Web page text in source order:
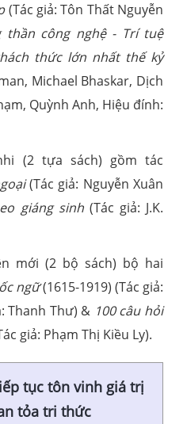
(Tác giả: Tôn Thất Nguyễn
thần công nghệ - Trí tuệ
thức lớn nhất thế kỷ
Michael Bhaskar, Dịch
Quỳnh Anh, Hiệu đính:
(2 tựa sách) gồm tác
(Tác giả: Nguyễn Xuân
giáng sinh(Tác giả: J.K.
mới (2 bộ sách) bộ hai
ngữ(1615-1919) (Tác giả:
Thanh Thư) & 100 câu hỏi
giả: Phạm Thị Kiều Ly).
tục tôn vinh giá trị
tỏa tri thức